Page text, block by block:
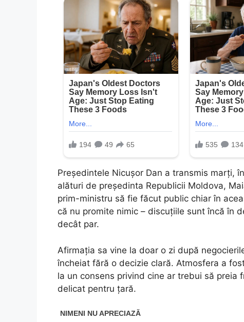
Președintele Nicușor Dan a transmis marți,
alături de președinta Republicii Moldova,
prim-ministru să fie făcut public chiar în
că nu promite nimic – discuțiile sunt încă în
decât par.
Afirmația sa vine la doar o zi după
încheiat fără o decizie clară. Atmosfera a
la un consens privind cine ar trebui să
delicat pentru țară.